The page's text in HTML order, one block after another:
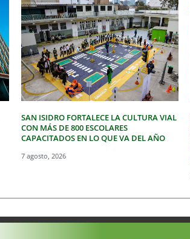
SAN ISIDRO FORTALECE LA CULTURA VIAL
CON MÁS DE 800 ESCOLARES
CAPACITADOS EN LO QUE VA DEL AÑO
7 agosto, 2026